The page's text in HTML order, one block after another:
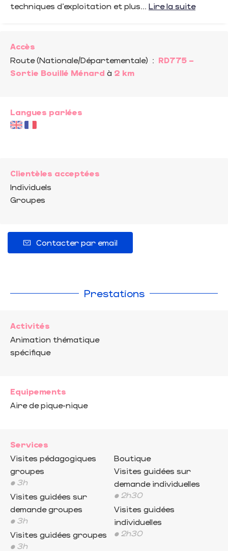
techniques d’exploitation et plus... Lire la suite
Accès
Route (Nationale/Départementale) : RD775 –
Sortie Bouillé Ménard à 2 km
Langues parlées
Clientèles acceptées
Individuels
Groupes
Contacter par email
Prestations
Activités
Animation thématique
spécifique
Equipements
Aire de pique-nique
Services
Visites pédagogiques
groupes
• 3h
Visites guidées sur
demande groupes
• 3h
Visites guidées groupes
• 3h
Boutique
Visites guidées sur
demande individuelles
• 2h30
Visites guidées
individuelles
• 2h30